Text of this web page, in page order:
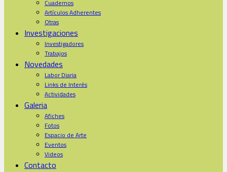
Cuadernos
Artículos Adherentes
Otras
Investigaciones
Investigadores
Trabajos
Novedades
Labor Diaria
Links de Interés
Actividades
Galeria
Afiches
Fotos
Espacio de Arte
Eventos
Videos
Contacto